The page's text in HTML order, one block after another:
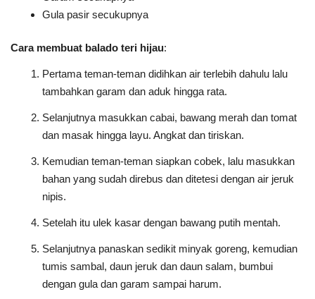
Gula pasir secukupnya
Cara membuat balado teri hijau:
Pertama teman-teman didihkan air terlebih dahulu lalu
tambahkan garam dan aduk hingga rata.
Selanjutnya masukkan cabai, bawang merah dan tomat
dan masak hingga layu. Angkat dan tiriskan.
Kemudian teman-teman siapkan cobek, lalu masukkan
bahan yang sudah direbus dan ditetesi dengan air jeruk
nipis.
Setelah itu ulek kasar dengan bawang putih mentah.
Selanjutnya panaskan sedikit minyak goreng, kemudian
tumis sambal, daun jeruk dan daun salam, bumbui
dengan gula dan garam sampai harum.